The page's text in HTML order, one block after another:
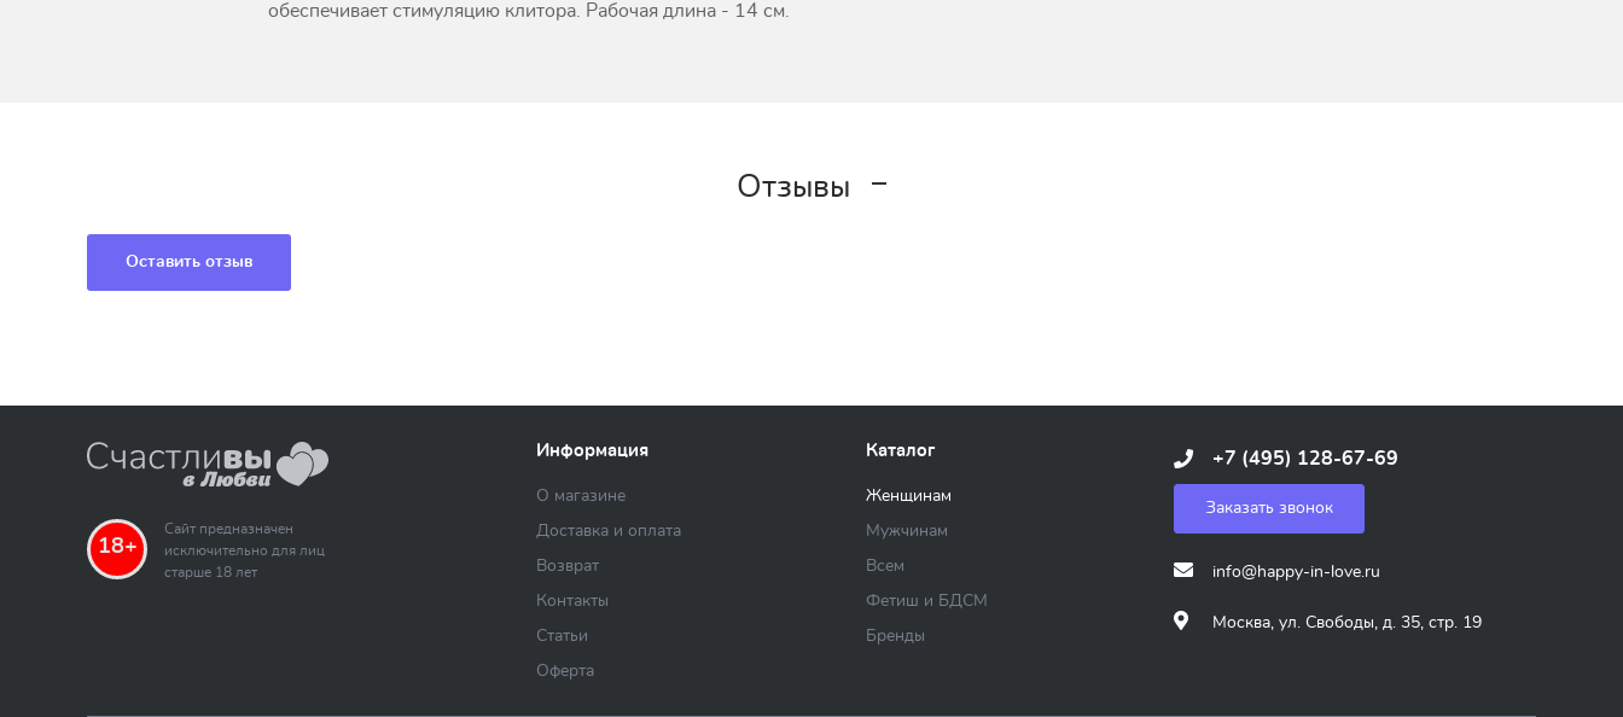
обеспечивает стимуляцию клитора. Рабочая длина - 14 см.
Отзывы
Оставить отзыв
18+
Сайт предназначен
исключительно для лиц
старше 18 лет
Информация
О магазине
Доставка и оплата
Возврат
Контакты
Статьи
Оферта
Каталог
Женщинам
Мужчинам
Всем
Фетиш и БДСМ
Бренды
+7 (495) 128-67-69
Заказать звонок
info@happy-in-love.ru
Москва, ул. Свободы, д. 35, стр. 19